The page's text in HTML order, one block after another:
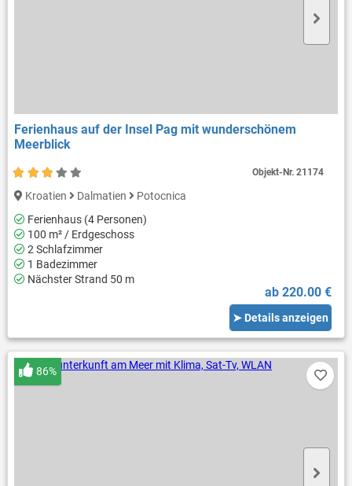
Ferienhaus auf der Insel Pag mit wunderschönem
Meerblick
Kroatien Dalmatien
Potocnica
Ferienhaus (4 Personen)
100 m² / Erdgeschoss
2 Schlafzimmer
1 Badezimmer
Nächster Strand 50 m
ab 220.00 €
➤ Details anzeigen
Objekt-Nr.21174
86%